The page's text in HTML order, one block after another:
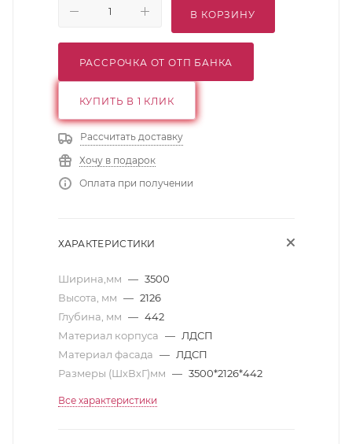
В КОРЗИНУ
РАССРОЧКА ОТ ОТП БАНКА
КУПИТЬ В 1 КЛИК
Рассчитать доставку
Хочу в подарок
Оплата при получении
ХАРАКТЕРИСТИКИ
Ширина,мм — 3500
Высота, мм — 2126
Глубина, мм — 442
Материал корпуса — ЛДСП
Материал фасада — ЛДСП
Размеры (ШхВхГ)мм — 3500*2126*442
Все характеристики